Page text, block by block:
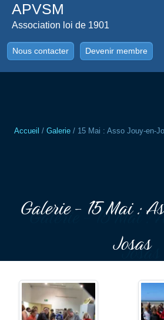
AllerAPVSM
Association loi de 1901
Nous contacter Devenir membre
Accueil / Galerie / 15 Mai : Asso Jouy-en-
Galerie - 15 Mai :
Josas